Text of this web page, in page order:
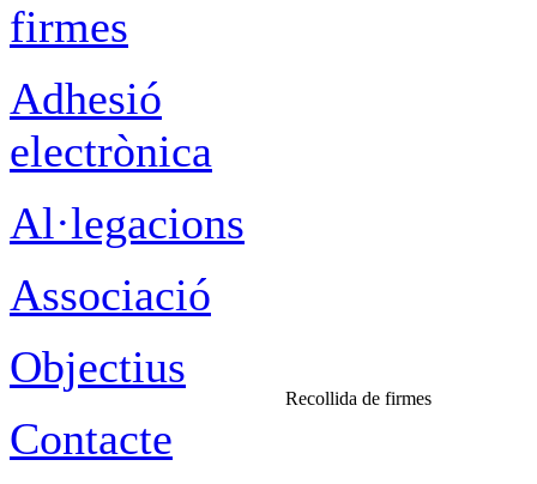
firmes
Adhesió
electrònica
Al·legacions
Associació
Objectius
Contacte
Recollida de firmes